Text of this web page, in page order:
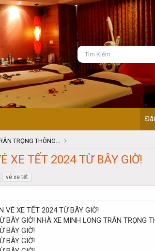
TRỌNG THÔNG...
XE TẾT 2024 TỪ BÂY GIỜ!
vé xe tết
NHÀ XE MINH LONG TRÂN TRỌNG